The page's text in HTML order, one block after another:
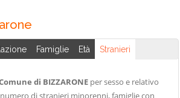
Comasco
Schignano
Senna Comasco
Solbiate con
Cagno
Famiglie Età Stranieri
di BIZZARONE per sesso e relativo
di stranieri minorenni, famiglie con